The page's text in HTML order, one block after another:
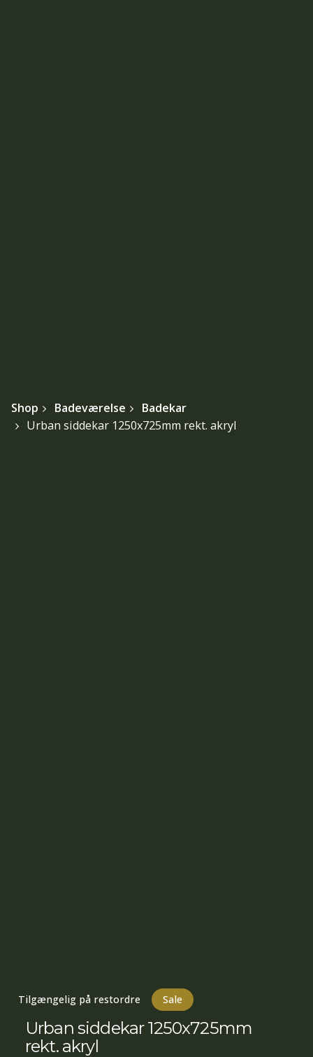
Shop Badeværelse
Badekar
Urban siddekar 1250x725mm rekt. akryl
Tilgængelig på restordre Sale
Urban siddekar 1250x725mm
rekt. akryl